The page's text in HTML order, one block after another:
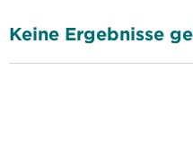
Keine Ergebnisse